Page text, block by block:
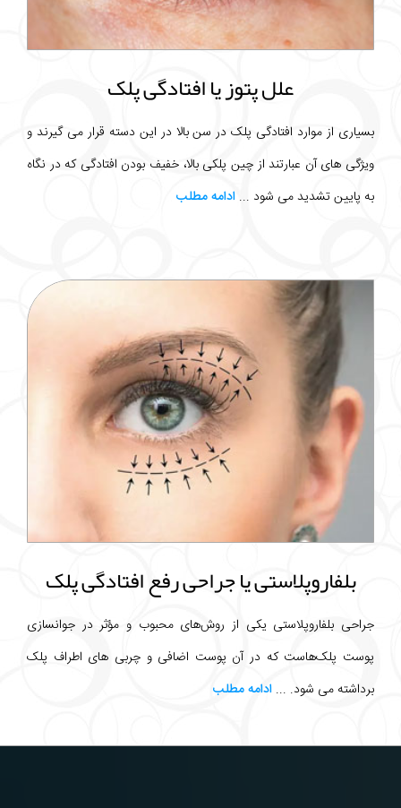
علل پتوز یا افتادگی پلک
بسیاری از موارد افتادگی پلک در سن بالا در این دسته قرار می گیرند و
ویژگی های آن عبارتند از چین پلکی بالا، خفیف بودن افتادگی که در نگاه
به پایین تشدید می شود ... ادامه مطلب
بلفاروپلاستی یا جراحی رفع افتادگی پلک
جراحی بلفاروپلاستی یکی از روش‌های محبوب و مؤثر در جوانسازی
پوست پلک‌هاست که در آن پوست اضافی و چربی های اطراف پلک
برداشته می شود. ... ادامه مطلب